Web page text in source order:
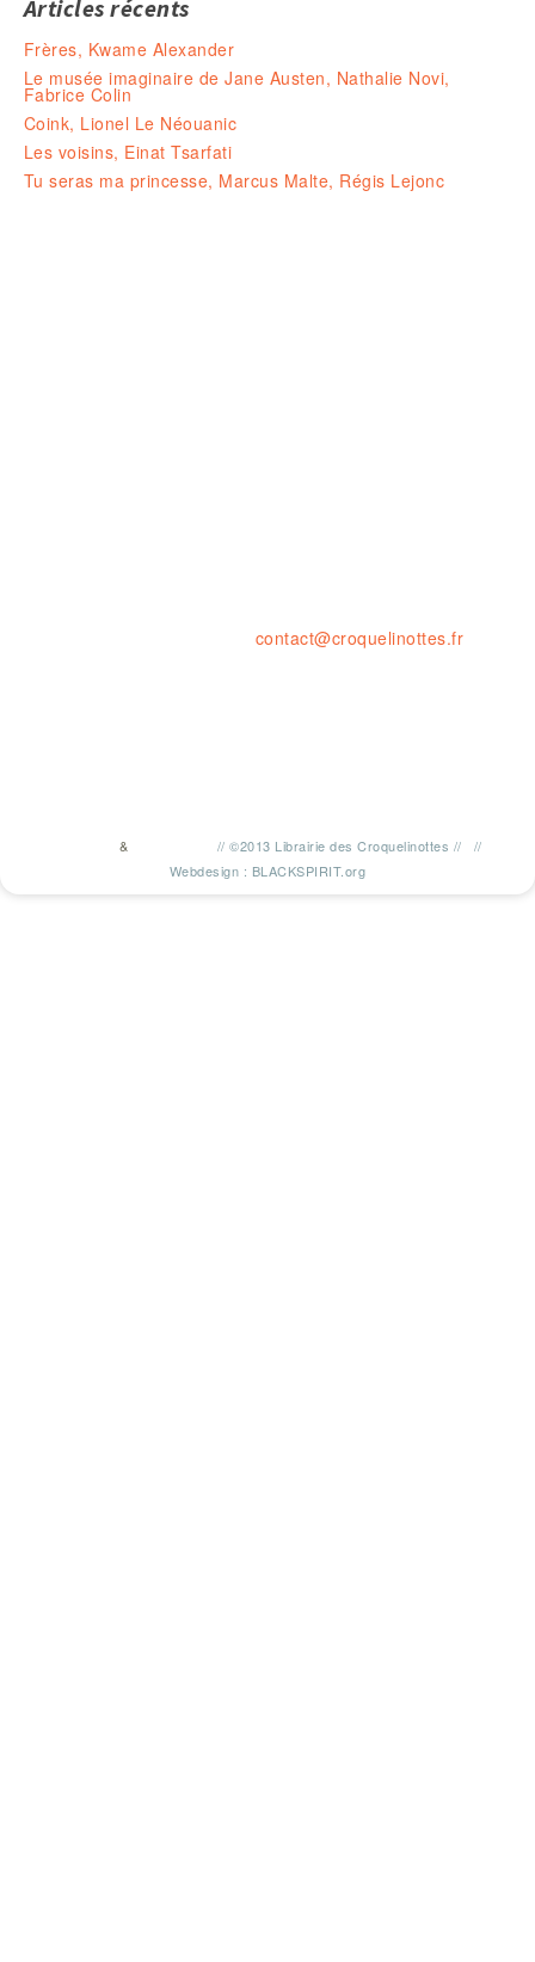
Articles récents
Frères, Kwame Alexander
Le musée imaginaire de Jane Austen, Nathalie Novi,
Fabrice Colin
Coink, Lionel Le Néouanic
Les voisins, Einat Tsarfati
Tu seras ma princesse, Marcus Malte, Régis Lejonc
contact@croquelinottes.fr
& //©2013 Librairie des Croquelinottes //
//
Webdesign : BLACKSPIRIT.org